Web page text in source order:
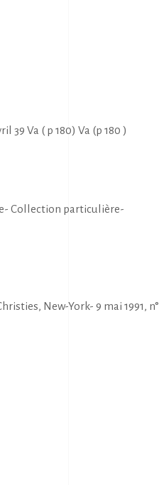
39 Va ( p 180) Va (p 180 )
Collection particulière-
New-York- 9 mai 1991, n°